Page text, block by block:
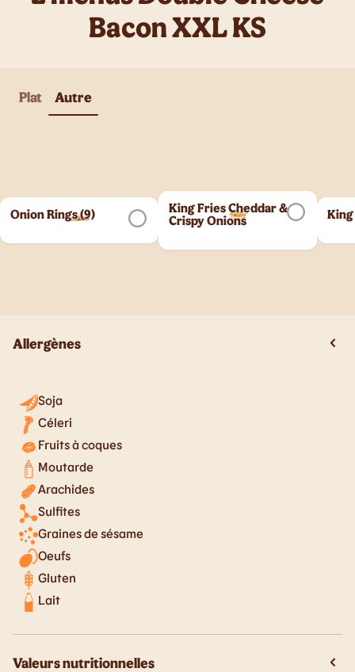
Bacon XXL KS
Plat Autre
Onion Rings (9)
King Fries Cheddar &
Crispy Onions
Allergènes
Soja
Céleri
Fruits à coques
Moutarde
Arachides
Sulfites
Graines de sésame
Oeufs
Gluten
Lait
Valeurs nutritionnelles